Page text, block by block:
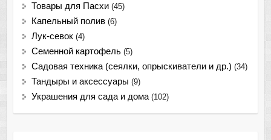
Товары для Пасхи (45)
Капельный полив (6)
Лук-севок (4)
Семенной картофель (5)
Садовая техника (сеялки, опрыскиватели и др.) (34)
Тандыры и аксессуары (9)
Украшения для сада и дома (102)